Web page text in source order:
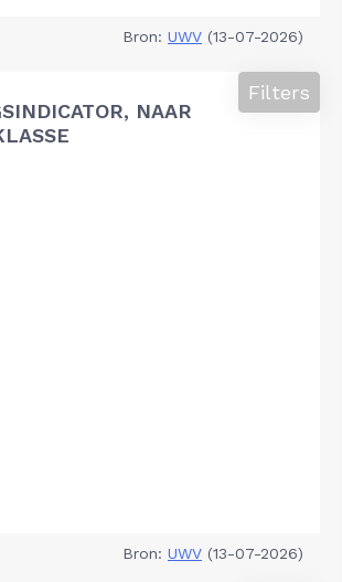
Bron: UWV (13-07-2026)
NAAR
Filters
Bron: UWV (13-07-2026)